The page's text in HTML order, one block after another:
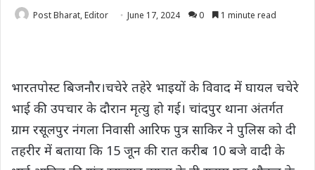
Post Bharat, Editor June 17, 2024 0 1 minute read
भारतपोस्ट बिजनौर।चचेरे तहेरे भाइयों के विवाद में घायल चचेरे
भाई की उपचार के दौरान मृत्यु हो गई। चांदपुर थाना अंतर्गत
ग्राम रसूलपुर नंगला निवासी आरिफ पुत्र साकिर ने पुलिस को दी
तहरीर में बताया कि 15 जून की रात करीब 10 बजे वादी के